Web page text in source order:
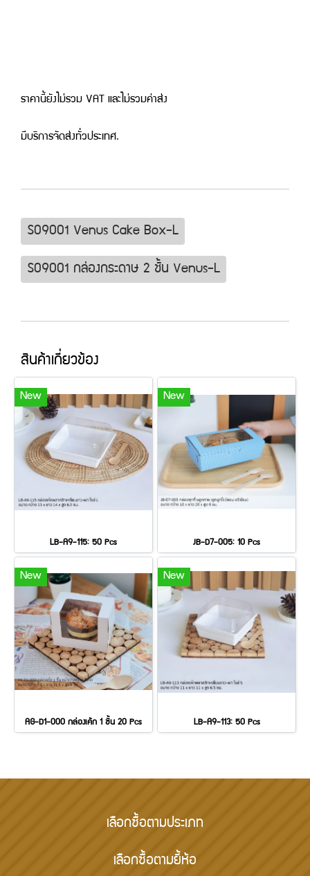
ราคานี้ยังไม่รวม VAT และไม่รวมค่าส่ง
มีบริการจัดส่งทั่วประเทศ.
S09001 Venus Cake Box-L
S09001 กล่องกระดาษ 2 ชั้น Venus-L
สินค้าเกี่ยวข้อง
New
LB-A9-115: 50 Pcs
New
JB-D7-005: 10 Pcs
New
AG-D1-000 กล่องเค้ก 1 ชิ้น 20 Pcs
New
LB-A9-113: 50 Pcs
เลือกซื้อตามประเภท
เลือกซื้อตามยี้ห้อ